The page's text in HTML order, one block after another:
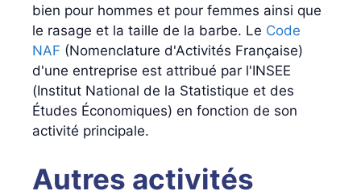
bien pour hommes et pour femmes ainsi que
le rasage et la taille de la barbe. Le Code
NAF (Nomenclature d'Activités Française)
d'une entreprise est attribué par l'INSEE
(Institut National de la Statistique et des
Études Économiques) en fonction de son
activité principale.
Autres activités